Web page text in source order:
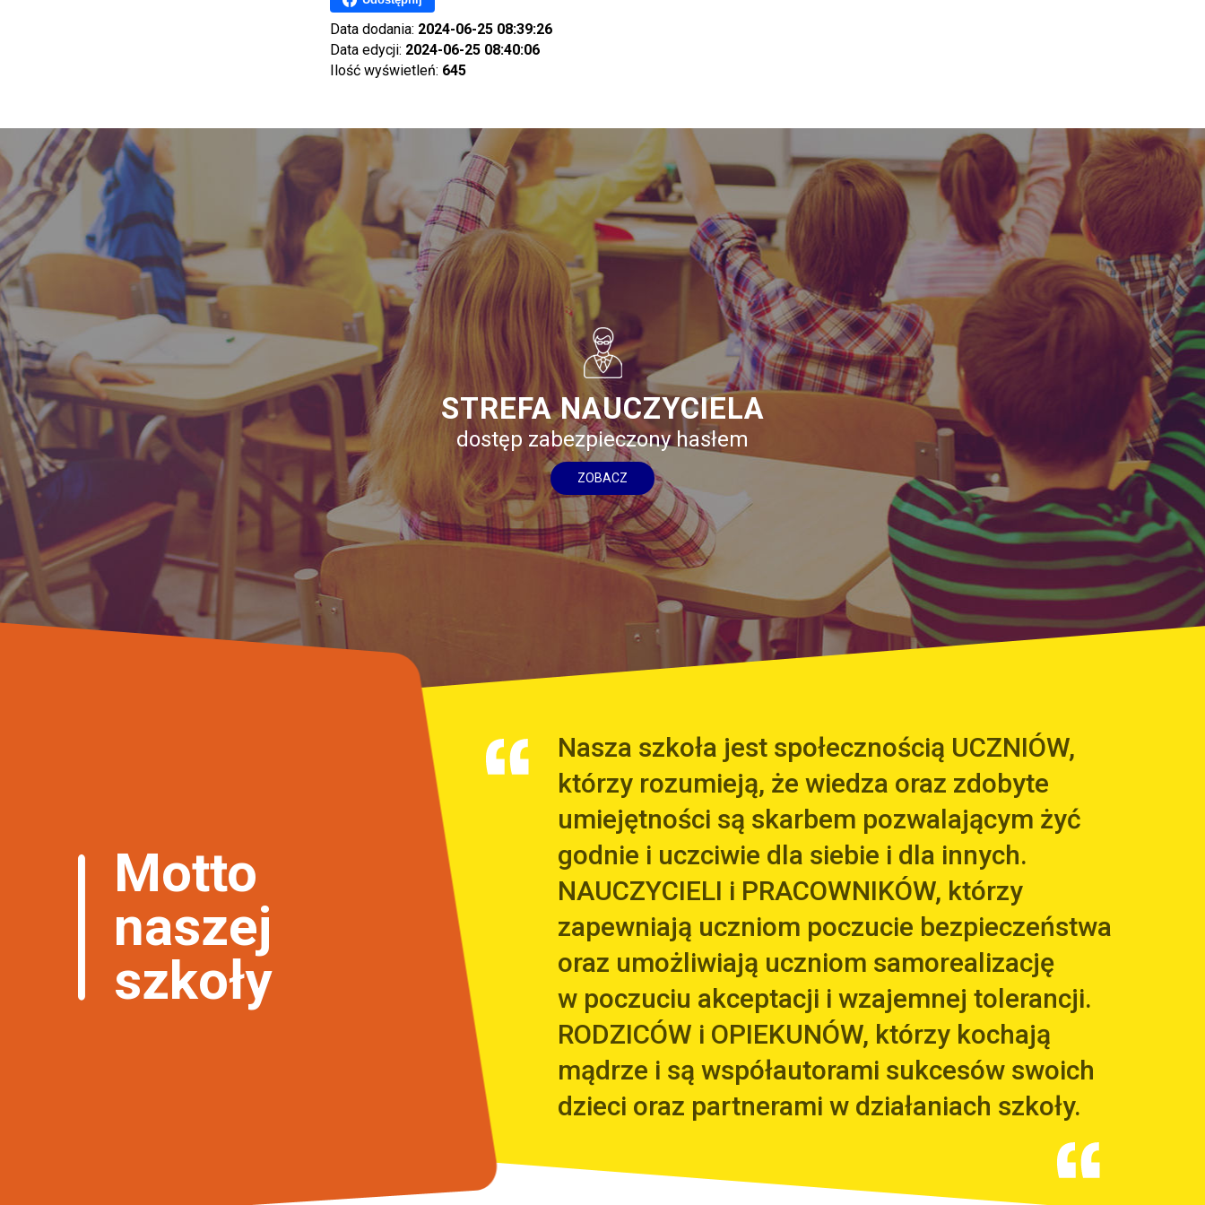
Data dodania: 2024-06-25 08:39:26
Data edycji: 2024-06-25 08:40:06
Ilość wyświetleń: 645
STREFA NAUCZYCIELA
dostęp zabezpieczony hasłem
ZOBACZ
Nasza szkoła jest społecznością UCZNIÓW,
którzy rozumieją, że wiedza oraz zdobyte
umiejętności są skarbem pozwalającym żyć
godnie i uczciwie dla siebie i dla innych.
NAUCZYCIELI i PRACOWNIKÓW, którzy
zapewniają uczniom poczucie bezpieczeństwa
oraz umożliwiają uczniom samorealizację
w poczuciu akceptacji i wzajemnej tolerancji.
RODZICÓW i OPIEKUNÓW, którzy kochają
mądrze i są współautorami sukcesów swoich
dzieci oraz partnerami w działaniach szkoły.
Motto
naszej
szkoły